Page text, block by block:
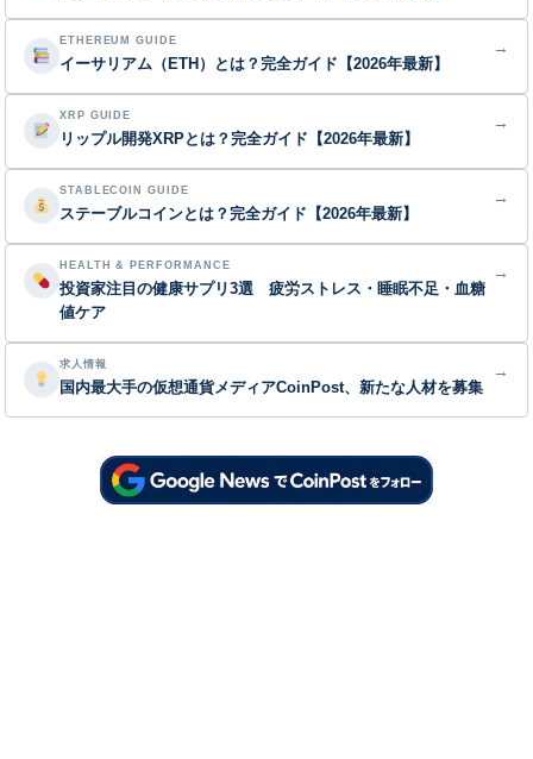
ETHEREUM GUIDE
イーサリアム（ETH）とは？完全ガイド【2026年最新】
→
XRP GUIDE
リップル開発XRPとは？完全ガイド【2026年最新】
→
STABLECOIN GUIDE
ステーブルコインとは？完全ガイド【2026年最新】
→
HEALTH & PERFORMANCE
投資家注目の健康サプリ3選 疲労ストレス・睡眠不足・血糖
値ケア
→
求人情報
国内最大手の仮想通貨メディアCoinPost、新たな人材を募集
→